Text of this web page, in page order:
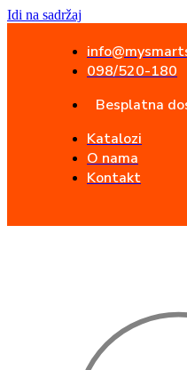
Idi na sadržaj
098/520-180
Besplatna
Katalozi
O nama
Kontakt